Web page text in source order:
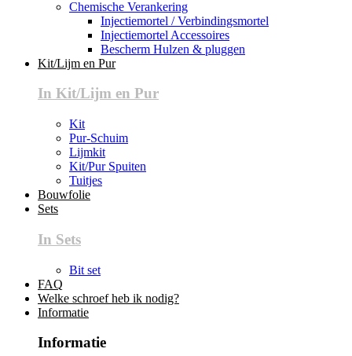
Chemische Verankering
Injectiemortel / Verbindingsmortel
Injectiemortel Accessoires
Bescherm Hulzen & pluggen
Kit/Lijm en Pur
In Kit/Lijm en Pur
Kit
Pur-Schuim
Lijmkit
Kit/Pur Spuiten
Tuitjes
Bouwfolie
Sets
In Sets
Bit set
FAQ
Welke schroef heb ik nodig?
Informatie
Informatie